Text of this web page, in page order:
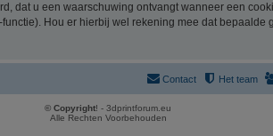
dat u een waarschuwing ontvangt wanneer een
Hou er hierbij wel rekening mee dat
Het team
Contact
© Copyright! - 3dprintforum.eu
Alle Rechten Voorbehouden